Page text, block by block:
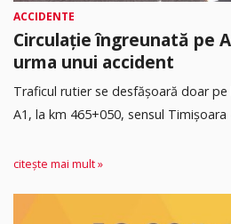
ACCIDENTE
Circulație îngreunată pe
urma unui accident
Traficul rutier se desfășoară doar
A1, la km 465+050, sensul Timişoara
citește mai mult »